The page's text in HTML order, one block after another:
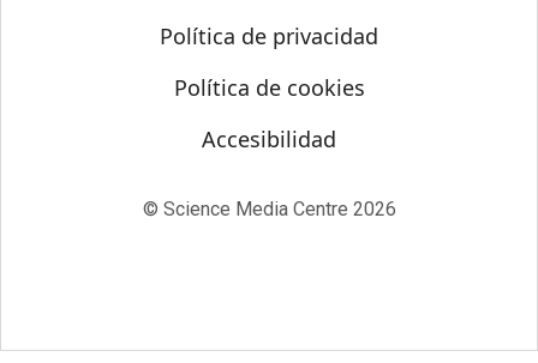
Política de privacidad
Política de cookies
Accesibilidad
© Science Media Centre 2026